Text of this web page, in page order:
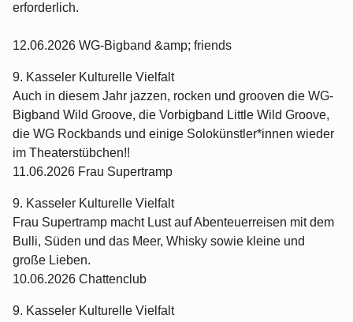
erforderlich.
12.06.2026 WG-Bigband &amp; friends
9. Kasseler Kulturelle Vielfalt
Auch in diesem Jahr jazzen, rocken und grooven die WG-
Bigband Wild Groove, die Vorbigband Little Wild Groove,
die WG Rockbands und einige Solokünstler*innen wieder
im Theaterstübchen!!
11.06.2026 Frau Supertramp
9. Kasseler Kulturelle Vielfalt
Frau Supertramp macht Lust auf Abenteuerreisen mit dem
Bulli, Süden und das Meer, Whisky sowie kleine und
große Lieben.
10.06.2026 Chattenclub
9. Kasseler Kulturelle Vielfalt